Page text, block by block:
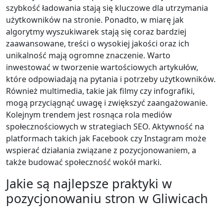
szybkość ładowania stają się kluczowe dla utrzymania
użytkowników na stronie. Ponadto, w miarę jak
algorytmy wyszukiwarek stają się coraz bardziej
zaawansowane, treści o wysokiej jakości oraz ich
unikalność mają ogromne znaczenie. Warto
inwestować w tworzenie wartościowych artykułów,
które odpowiadają na pytania i potrzeby użytkowników.
Również multimedia, takie jak filmy czy infografiki,
mogą przyciągnąć uwagę i zwiększyć zaangażowanie.
Kolejnym trendem jest rosnąca rola mediów
społecznościowych w strategiach SEO. Aktywność na
platformach takich jak Facebook czy Instagram może
wspierać działania związane z pozycjonowaniem, a
także budować społeczność wokół marki.
Jakie są najlepsze praktyki w
pozycjonowaniu stron w Gliwicach